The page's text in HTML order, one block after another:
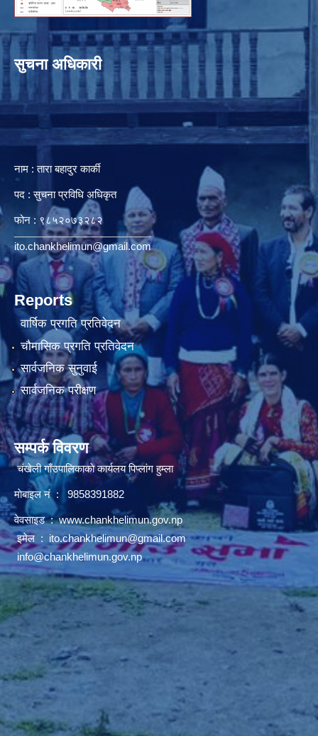
सुचना अधिकारी
नाम : तारा बहादुर कार्की
पद : सुचना प्रविधि अधिकृत
फोन : ९८५२०७३२८२
ito.chankhelimun@gmail.com
Reports
वार्षिक प्रगति प्रतिवेदन
चौमासिक प्रगति प्रतिवेदन
सार्वजनिक सुनुवाई
सार्वजनिक परीक्षण
सम्पर्क विवरण
चंखेली गाँउपालिकाकाे कार्यलय पिप्लांग हुम्ला
माेबाइल नं : 9858391882
वेवसाइड :www.chankhelimun.gov.np
इमेल : ito.chankhelimun@gmail.com
info@chankhelimun.gov.np